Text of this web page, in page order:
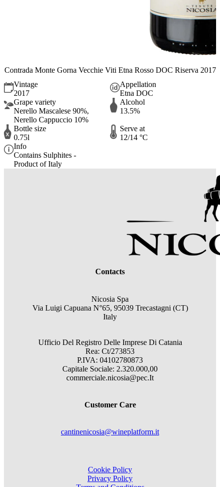
Contrada Monte Gorna Vecchie Viti Etna Rosso DOC Riserva 2017
Vintage
2017
Appellation
Etna DOC
Grape variety
Nerello Mascalese 90%,
Nerello Cappuccio 10%
Alcohol
13.5%
Bottle size
0.75l
Serve at
12/14 °C
Info
Contains Sulphites -
Product of Italy
Contacts
Nicosia Spa
Via Luigi Capuana N°65, 95039 Trecastagni (CT)
Italy
Ufficio Del Registro Delle Imprese Di Catania
Rea: Ct/273853
P.IVA: 04102780873
Capitale Sociale: 2.320.000,00
commerciale.nicosia@pec.It
Customer Care
cantinenicosia@wineplatform.it
Cookie Policy
Privacy Policy